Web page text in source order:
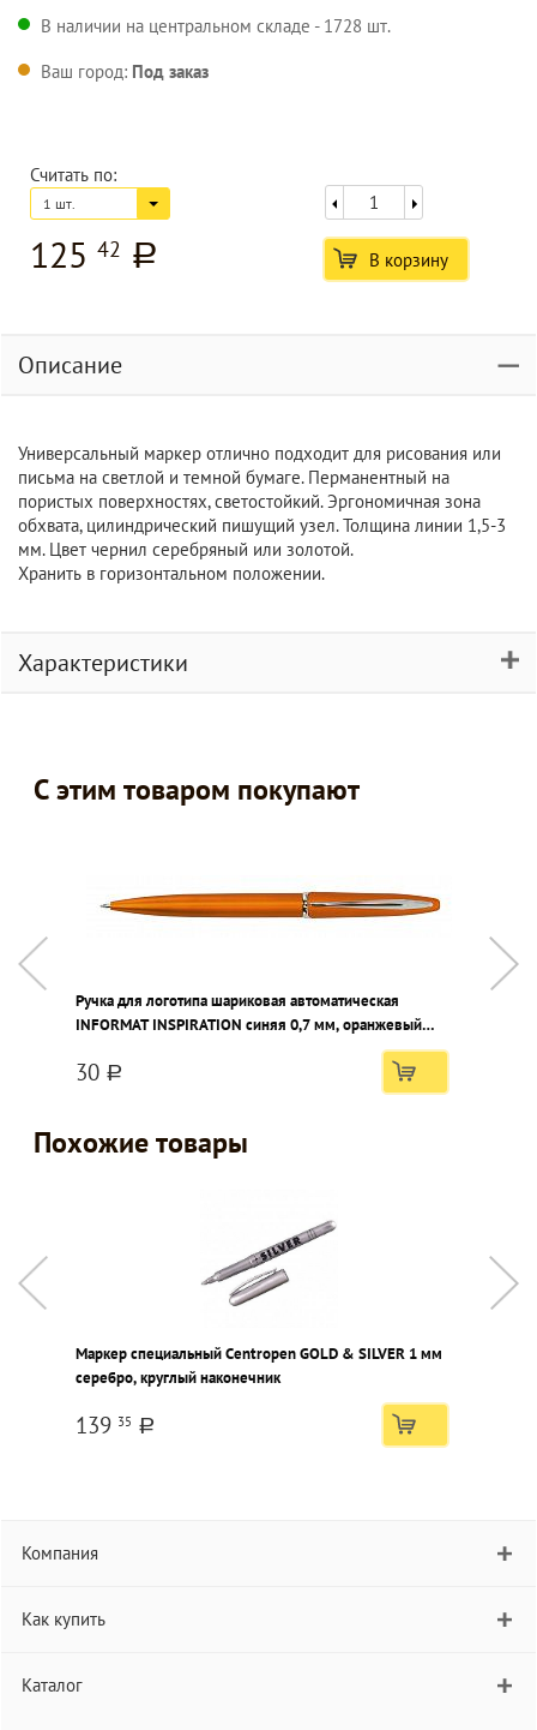
В наличии на центральном складе - 1728 шт.
Ваш город: Под заказ
Считать по:
1 шт.
125 42 a В корзину
Описание
Универсальный маркер отлично подходит для рисования или
письма на светлой и темной бумаге. Перманентный на
пористых поверхностях, светостойкий. Эргономичная зона
обхвата, цилиндрический пишущий узел. Толщина линии 1,5-3
мм. Цвет чернил серебряный или золотой.
Хранить в горизонтальном положении.
Характеристики
С этим товаром покупают
Ручка для логотипа шариковая автоматическая
INFORMAT INSPIRATION синяя 0,7 мм, оранжевый
30 a
Похожие товары
Маркер специальный Centropen GOLD & SILVER 1 мм
серебро, круглый наконечник
139 35 a
Компания
Как купить
Каталог